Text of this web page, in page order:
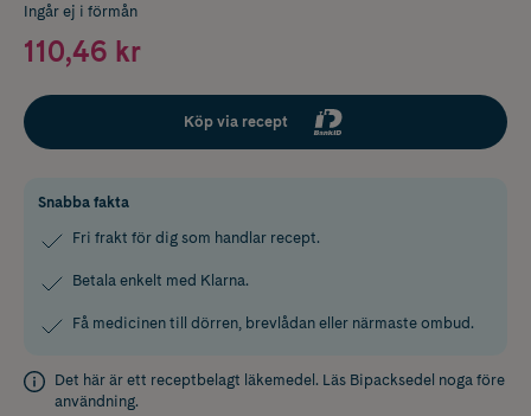
Ingår ej i förmån
110,46 kr
Köp via recept
Snabba fakta
Fri frakt för dig som handlar recept.
Betala enkelt med Klarna.
Få medicinen till dörren, brevlådan eller närmaste ombud.
Det här är ett receptbelagt läkemedel. Läs Bipacksedel noga före
användning.